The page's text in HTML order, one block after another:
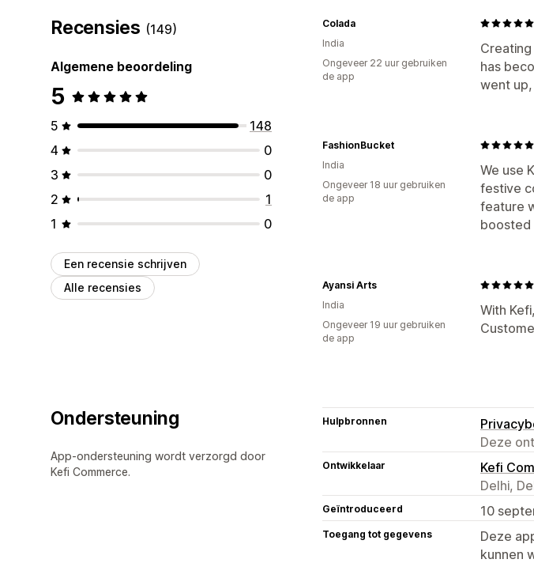
Recensies (149)
Algemene beoordeling
5
5
148
4
0
3
0
2
1
1
0
Een recensie schrijven
Alle recensies
has
went
Colada
India
Ongeveer 22 uur gebruiken
de app
We use
festive
feature
boosted
FashionBucket
India
Ongeveer 18 uur gebruiken
de app
With
Ayansi Arts
India
Ongeveer 19 uur gebruiken
de app
Ondersteuning
App-ondersteuning wordt verzorgd door
Kefi Commerce.
Hulpbronnen
Deze
Ontwikkelaar
Kefi
Delhi,
Geïntroduceerd 10
Toegang tot gegevens
Deze
kunnen